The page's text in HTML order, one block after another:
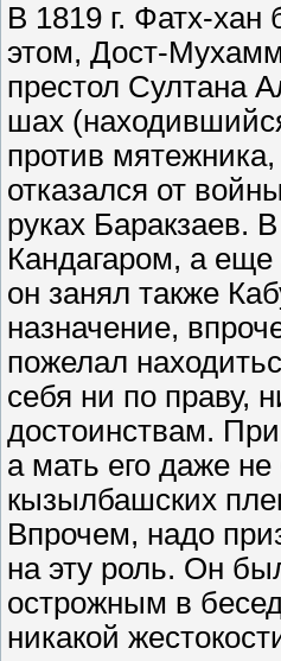
В 1819 г. Фатх-
этом, Дост-
престол Султана
шах
против
отказался от
руках Баракзаев.
Кандагаром, а
он занял также
назначение,
пожелал
себя ни по праву,
достоинствам.
а мать его даже
кызылбашских
Впрочем, надо
на эту роль. Он
острожным в
никакой